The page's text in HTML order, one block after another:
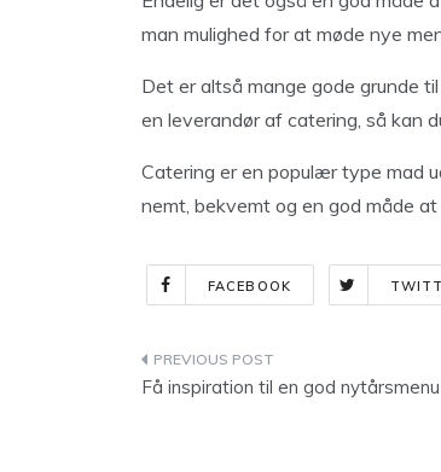
man mulighed for at møde nye
Det er altså mange gode grunde
en leverandør af catering, så kan
Catering er en populær type mad
nemt, bekvemt og en god måde
FACEBOOK
Indlægsnavigation
Få inspiration til en god nytårsmenu